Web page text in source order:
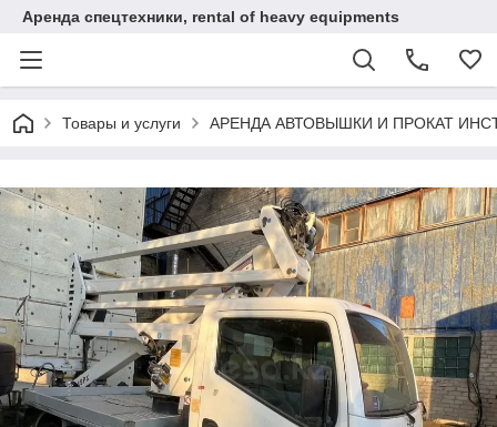
Аренда спецтехники, rental of heavy equipments
Товары и услуги АРЕНДА АВТОВЫШКИ И ПРОКАТ